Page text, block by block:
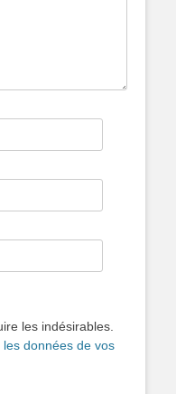
les indésirables.
données de vos